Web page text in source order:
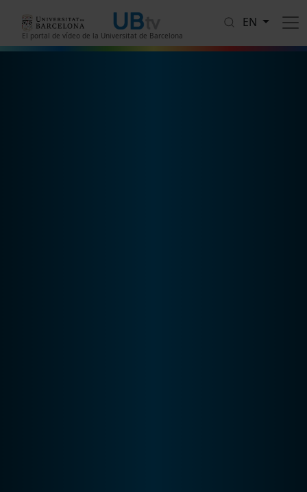
El portal de vídeo de la Universitat de Barcelona
EN